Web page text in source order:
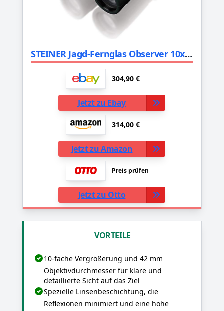
STEINER Jagd-Fernglas Observer 10x42 - Deutsche Qualitätsoptik, helle und detailreiche Bilder, hohe Vergrößerung, leichtes Dachkantdesign
304,90 €
Jetzt zu Ebay
314,00 €
Jetzt zu Amazon
Preis prüfen
Jetzt zu Otto
VORTEILE
10-fache Vergrößerung und 42 mm
Objektivdurchmesser für klare und
detaillierte Sicht auf das Ziel
Spezielle Linsenbeschichtung, die
Reflexionen minimiert und eine hohe